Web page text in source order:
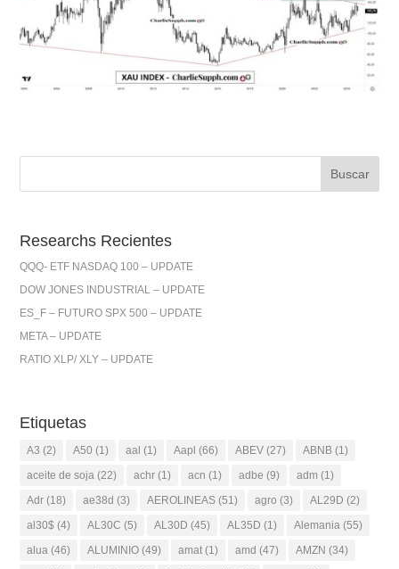
Researchs Recientes
QQQ- ETF NASDAQ 100 – UPDATE
DOW JONES INDUSTRIAL – UPDATE
ES_F – FUTURO SPX 500 – UPDATE
META – UPDATE
RATIO XLP/ XLY – UPDATE
Etiquetas
A3 (2) A50 (1) aal (1) Aapl (66) ABEV (27) ABNB (1)
aceite de soja (22) achr (1) acn (1) adbe (9) adm (1)
Adr (18) ae38d (3) AEROLINEAS (51) agro (3) AL29D (2)
al30$ (4) AL30C (5) AL30D (45) AL35D (1) Alemania (55)
alua (46) ALUMINIO (49) amat (1) amd (47) AMZN (34)